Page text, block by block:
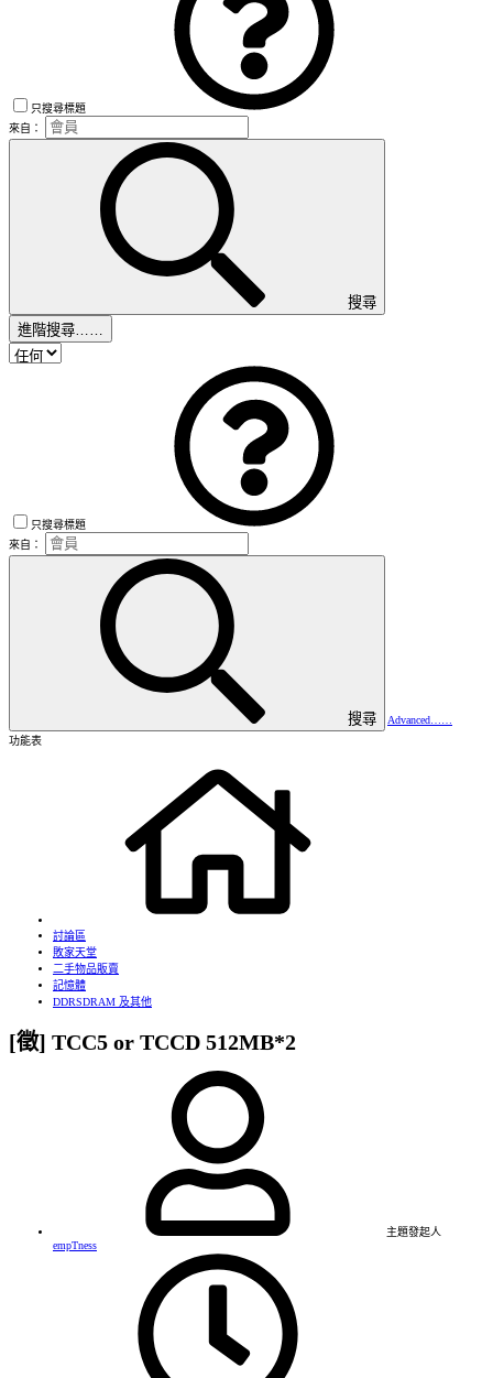
只搜尋標題
來自：
搜尋
進階搜尋……
只搜尋標題
來自：
搜尋
Advanced……
功能表
討論區
敗家天堂
二手物品販賣
記憶體
DDRSDRAM 及其他
[徵] TCC5 or TCCD 512MB*2
主題發起人
empTness